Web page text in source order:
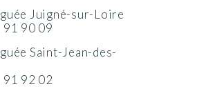
Juigné-sur-Loire
90 09
Saint-Jean-des-
91 92 02